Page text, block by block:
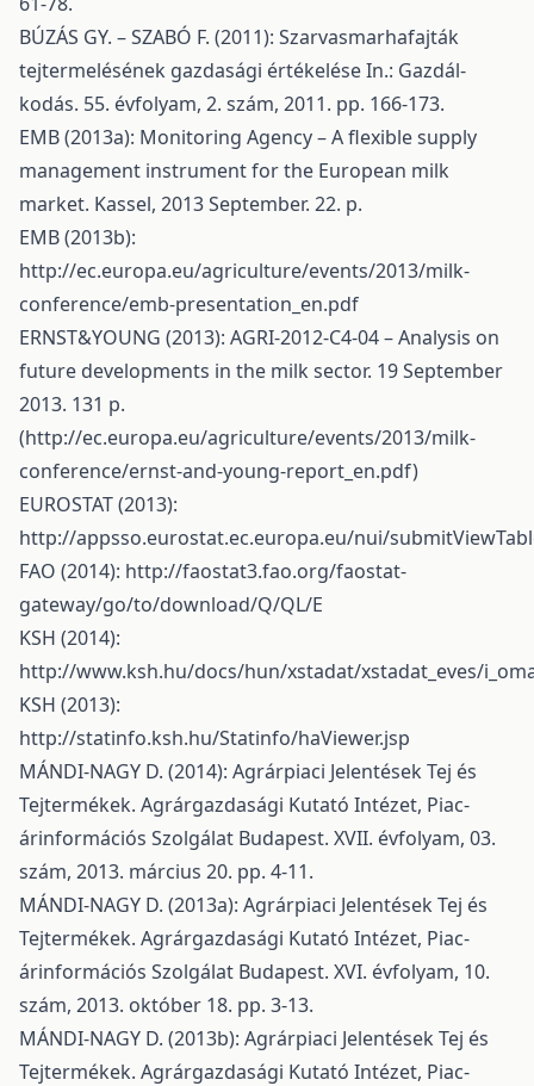
BÚZÁS GY. – SZABÓ F. (2011): Szarvasmarhafajták
tejtermelésének gazdasági értékelése In.: Gazdál-
kodás. 55. évfolyam, 2. szám, 2011. pp. 166-173.
EMB (2013a): Monitoring Agency – A flexible supply
management instrument for the European milk
market. Kassel, 2013 September. 22. p.
EMB (2013b):
http://ec.europa.eu/agriculture/events/2013/milk-
conference/emb-presentation_en.pdf
ERNST&YOUNG (2013): AGRI-2012-C4-04 – Analysis on
future developments in the milk sector. 19 September
2013. 131 p.
(http://ec.europa.eu/agriculture/events/2013/milk-
conference/ernst-and-young-report_en.pdf)
EUROSTAT (2013):
http://appsso.eurostat.ec.europa.eu/nui/
FAO (2014): http://faostat3.fao.org/faostat-
gateway/go/to/download/Q/QL/E
KSH (2014):
http://www.ksh.hu/docs/hun/xstadat/xstadat_eves/
KSH (2013):
http://statinfo.ksh.hu/Statinfo/haViewer.jsp
MÁNDI-NAGY D. (2014): Agrárpiaci Jelentések Tej és
Tejtermékek. Agrárgazdasági Kutató Intézet, Piac-
árinformációs Szolgálat Budapest. XVII. évfolyam, 03.
szám, 2013. március 20. pp. 4-11.
MÁNDI-NAGY D. (2013a): Agrárpiaci Jelentések Tej és
Tejtermékek. Agrárgazdasági Kutató Intézet, Piac-
árinformációs Szolgálat Budapest. XVI. évfolyam, 10.
szám, 2013. október 18. pp. 3-13.
MÁNDI-NAGY D. (2013b): Agrárpiaci Jelentések Tej és
Tejtermékek. Agrárgazdasági Kutató Intézet, Piac-